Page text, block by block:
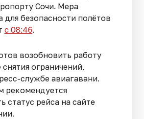
Сочи. Мера
для безопасности полётов
с 08:46.
возобновить работу
снятия ограничений,
службе авиагавани.
рекомендуется
статус рейса на сайте